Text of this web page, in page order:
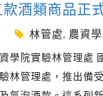
酒類商品正
林管處, 農資
學院實驗林管理處
林管理處，推出備